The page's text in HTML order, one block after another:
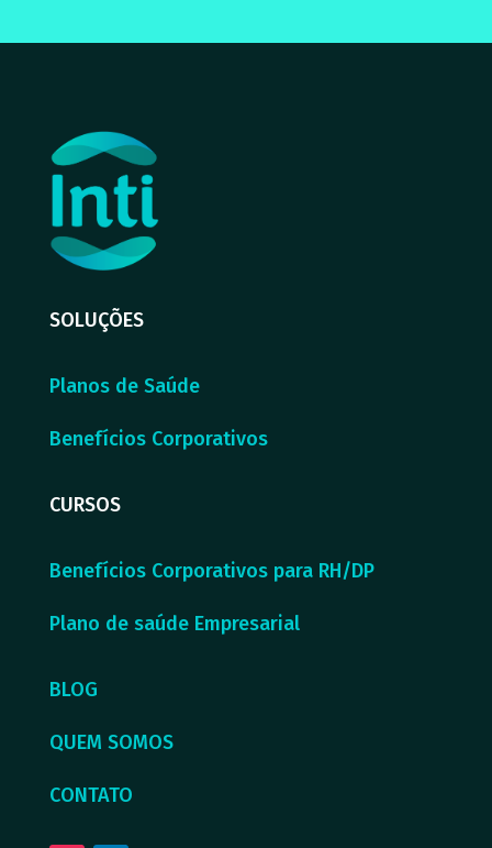
SOLUÇÕES
Planos de Saúde
Benefícios Corporativos
CURSOS
Benefícios Corporativos para RH/DP
Plano de saúde Empresarial
BLOG
QUEM SOMOS
CONTATO